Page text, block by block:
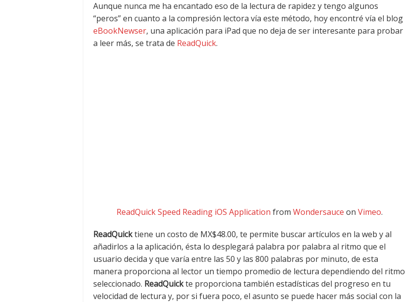
Aunque nunca me ha encantado eso de la lectura de rapidez y tengo algunos
“peros” en cuanto a la compresión lectora vía este método, hoy encontré vía el blog
eBookNewser, una aplicación para iPad que no deja de ser interesante para probar
a leer más, se trata de ReadQuick.
ReadQuick Speed Reading iOS Application from Wondersauce on Vimeo.
ReadQuicktiene un costo de MX$48.00, te permite buscar artículos en la web y al
añadirlos a la aplicación, ésta lo desplegará palabra por palabra al ritmo que el
usuario decida y que varía entre las 50 y las 800 palabras por minuto, de esta
manera proporciona al lector un tiempo promedio de lectura dependiendo del ritmo
seleccionado. ReadQuickte proporciona también estadísticas del progreso en tu
velocidad de lectura y, por si fuera poco, el asunto se puede hacer más social con la